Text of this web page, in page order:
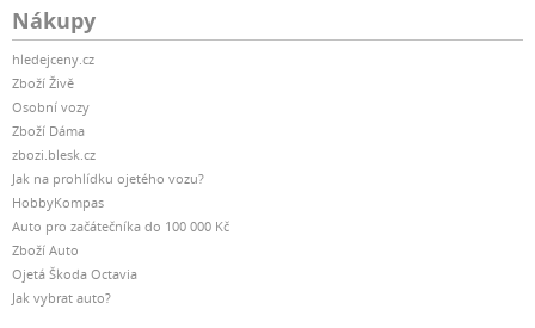
Nákupy
hledejceny.cz
Zboží Živě
Osobní vozy
Zboží Dáma
zbozi.blesk.cz
Jak na prohlídku ojetého vozu?
HobbyKompas
Auto pro začátečníka do 100 000 Kč
Zboží Auto
Ojetá Škoda Octavia
Jak vybrat auto?